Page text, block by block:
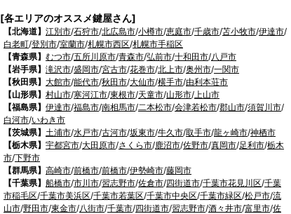
[各エリアのオススメ鍵屋さん]
【北海道】 江別市/石狩市/北広島市/小樽市/恵庭市/千歳市/苫小牧市/伊達市/
白老町/登別市/室蘭市/札幌市西区/札幌市手稲区
【青森県】 むつ市/五所川原市/青森市/弘前市/十和田市/八戸市
【岩手県】 滝沢市/盛岡市/宮古市/花巻市/北上市/奥州市/一関市
【秋田県】 大館市/能代市/秋田市/大仙市/横手市/由利本荘市
【山形県】 村山市/寒河江市/東根市/天童市/山形市/ 上山市
【福島県】 伊達市/福島市/南相馬市/二本松市/会津若松市/郡山市/須賀川市/
白河市/いわき市
【茨城県】 土浦市/水戸市/古河市/坂東市/牛久市/取手市/龍ヶ崎市/神栖市
【栃木県】 宇都宮市/大田原市/さくら市/鹿沼市/佐野市/真岡市/足利市/栃木
市/下野市
【群馬県】 高崎市/前橋市/前橋市/伊勢崎市/藤岡市
【千葉県】 船橋市/市川市/習志野市/佐倉市/四街道市/千葉市花見川区/千葉
市稲毛区/千葉市美浜区/千葉市若葉区/千葉市中央区/千葉市緑区/松戸市/流
山市/野田市/東金市/八街市/千葉市/四街道市/習志野市/酒々井市/富里市/佐